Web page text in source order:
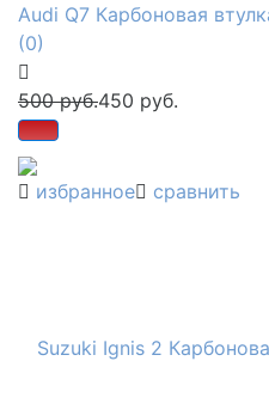
избранное сравнить
Audi Q7 Карбоновая
(0)
500 руб.450 руб.